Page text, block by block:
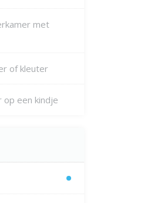
met
of kleuter
op een kindje